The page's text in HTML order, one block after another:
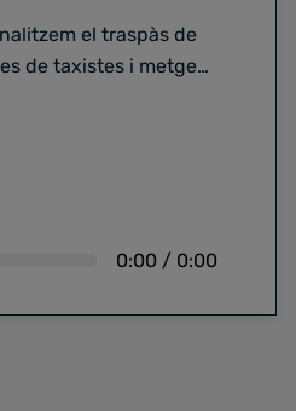
el traspàs de
de taxistes i metges
A més, tanquem
conflicte audiovisual
0:00 / 0:00